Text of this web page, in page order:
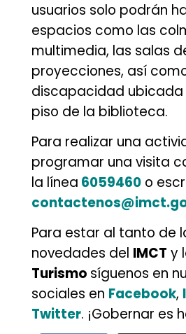
usuarios solo podrán
espacios como las
multimedia, las salas
proyecciones, así
discapacidad ubicada
piso de la biblioteca.
Para realizar una
programar una visita
la línea 6059460o
Para estar al tanto de
novedades del IMCT y
Turismo síguenos en
sociales en Facebook,
Twitter. ¡Gobernar es